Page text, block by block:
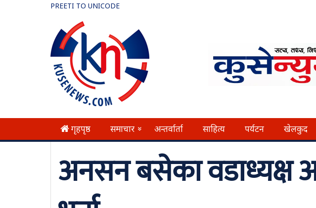
PREETI TO UNICODE
गृहपृष्ठ समाचार » अन्तर्वार्ता साहित्य पर्यटन खेलकुद
अनसन बसेका वडाध्यक्ष